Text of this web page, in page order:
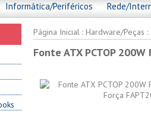
Informática/Periféricos
Rede/
Página Inicial : Hardware/Peças :
Fonte ATX PCTOP